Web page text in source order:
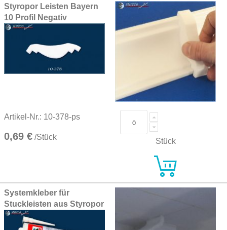
Styropor Leisten Bayern
10 Profil Negativ
Artikel-Nr.: 10-378-ps
0,69 € /Stück Stück
Systemkleber für
Stuckleisten aus Styropor